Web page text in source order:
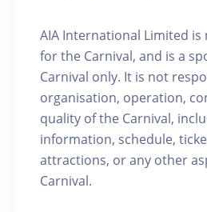
AIA International Limited
for the Carnival, and is a
Carnival only. It is not
organisation, operation,
quality of the Carnival,
information, schedule,
attractions, or any other
Carnival.